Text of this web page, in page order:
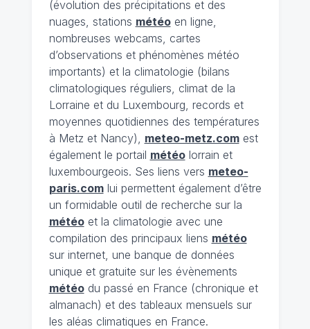
(évolution des précipitations et des
nuages, stations météoen ligne,
nombreuses webcams, cartes
d’observations et phénomènes météo
importants) et la climatologie (bilans
climatologiques réguliers, climat de la
Lorraine et du Luxembourg, records et
moyennes quotidiennes des températures
à Metz et Nancy), meteo-metz.comest
également le portail météolorrain et
luxembourgeois. Ses liens vers meteo-
paris.comlui permettent également d’être
un formidable outil de recherche sur la
météoet la climatologie avec une
compilation des principaux liens météo
sur internet, une banque de données
unique et gratuite sur les évènements
météodu passé en France (chronique et
almanach) et des tableaux mensuels sur
les aléas climatiques en France.